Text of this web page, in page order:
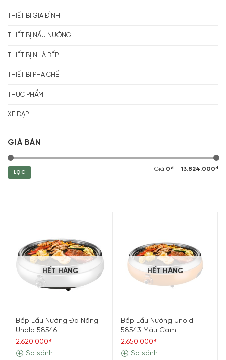
THIẾT BỊ GIA ĐÌNH
THIẾT BỊ NẤU NƯỚNG
THIẾT BỊ NHÀ BẾP
THIẾT BỊ PHA CHẾ
THỰC PHẨM
XE ĐẠP
GIÁ BÁN
LỌC
Giá 0₫ — 13.824.000₫
HẾT HÀNG
Bếp Lẩu Nướng Đa Năng
Unold 58546
2.620.000₫
So sánh
HẾT HÀNG
Bếp Lẩu Nướng Unold
58543 Màu Cam
2.650.000₫
So sánh